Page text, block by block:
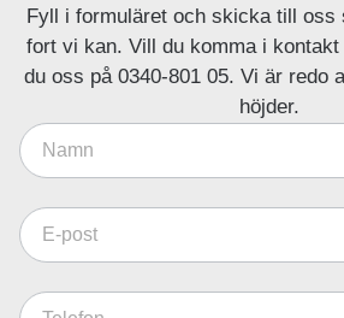
Fyll i formuläret och skicka till oss
fort vi kan. Vill du komma i
du oss på 0340-801 05. Vi är redo
höjder.